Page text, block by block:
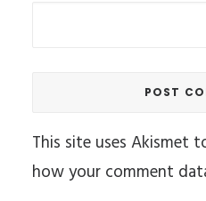
This site uses Akismet
how your comment